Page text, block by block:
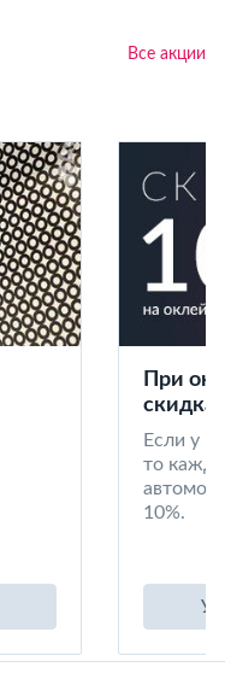
Все акции
При
скидка
Если у
то
10%.